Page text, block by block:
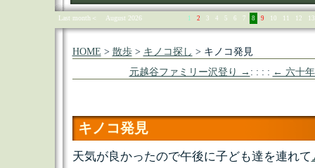
Last month＜ August 2026 1 2 3 4 5 6 7 8 9 10 11 12 13
HOME > 散歩> キノコ探し > キノコ発見
元越谷ファミリー沢登り → : : : : ← 六十
キノコ発見
天気が良かったので午後に子ども達を連れて